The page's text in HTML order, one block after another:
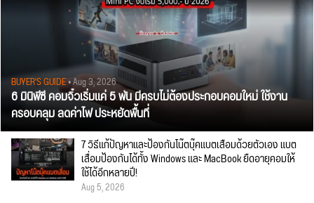
BUYER'S GUIDE• Aug 3, 2026
6 มินิพีซี คอมจิ๋วเริ่มแค่ 5 พัน มีครบไม่ต้องประกอบคอมใหม่ ใช้งาน
ครอบคลุม ลดค่าไฟ ประหยัดพื้นที่
7 วิธีแก้ปัญหาและป้องกันโน๊ตบุ๊คแบตเสื่อมด้วยตัวเอง แบต
เสื่อมป้องกันได้ทั้ง Windows และ MacBook ยืดอายุคอมให้
ใช้ได้อีกหลายปี!
Aug 5, 2026